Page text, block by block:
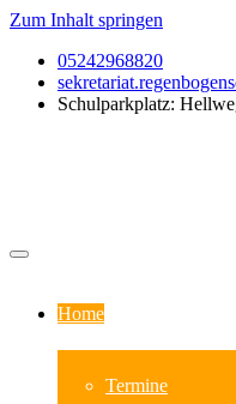
Zum Inhalt springen
05242968820
Schulparkplatz:
Home
Termine